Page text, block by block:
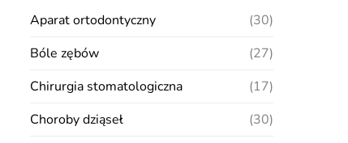
Aparat ortodontyczny
(30)
Bóle zębów
(27)
Chirurgia stomatologiczna
(17)
Choroby dziąseł
(30)